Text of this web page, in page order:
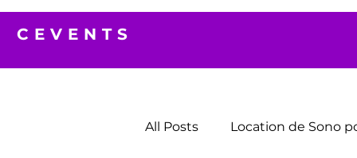
CEVENTS
All Posts Location de Sono